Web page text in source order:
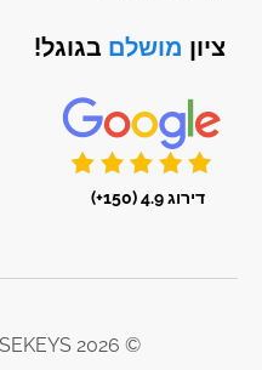
ציון מושלם בגוגל!
דירוג 4.9 (150+)
© 2026 SEKEYS. כל הזכויות שמורות.